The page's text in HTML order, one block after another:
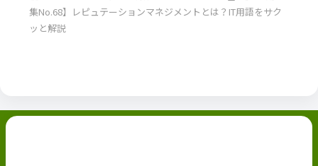
集No.68】レピュテーションマネジメントとは？IT用語をサク
ッと解説